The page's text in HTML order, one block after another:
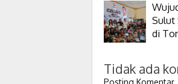
Sulut
di
Tidak ada
Posting Komentar